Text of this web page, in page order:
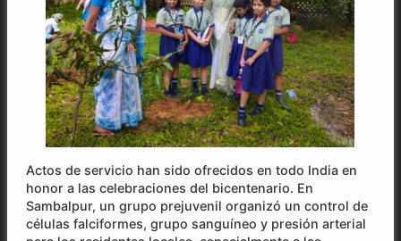
Actos de servicio han sido ofrecidos en todo India en
honor a las celebraciones del bicentenario. En
Sambalpur, un grupo prejuvenil organizó un control de
células falciformes, grupo sanguíneo y presión arterial